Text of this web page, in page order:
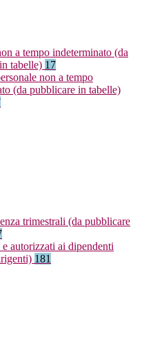
a tempo indeterminato (da
tabelle) 17
non a tempo
(da pubblicare in tabelle)
trimestrali (da pubblicare
autorizzati ai dipendenti
181